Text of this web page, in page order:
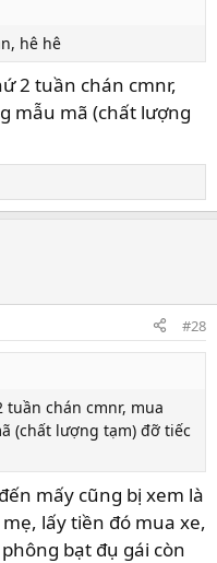
hê hê
2 tuần chán cmnr,
mẫu mã (chất lượng
#28
chán cmnr, mua
(chất lượng tạm) đỡ tiếc
mấy cũng bị xem là
lấy tiền đó mua xe,
bạt đụ gái còn